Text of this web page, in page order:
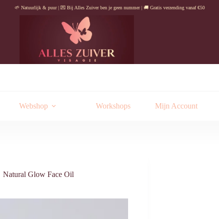
🌱 Natuurlijk & puur | 💌 Bij Alles Zuiver ben je geen nummer | 🚚 Gratis verzending vanaf €50
Webshop Workshops Mijn Account
Natural Glow Face Oil